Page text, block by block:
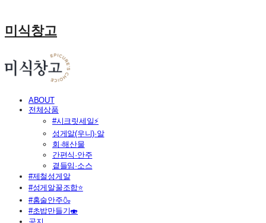
미식창고
ABOUT
전체상품
#시크릿세일⚡
성게알(우니)·알
회·해산물
간편식·안주
곁들임·소스
#제철성게알
#성게알꿀조합⭐
#홈술안주🍶
#초밥만들기🍣